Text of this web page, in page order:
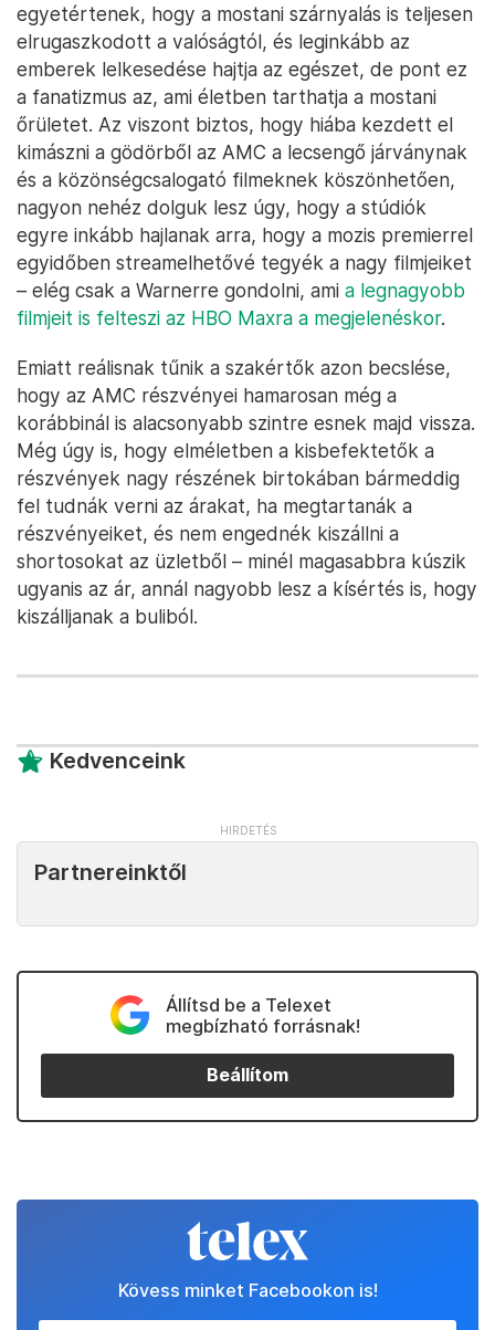
egyetértenek, hogy a mostani szárnyalás is teljesen
elrugaszkodott a valóságtól, és leginkább az
emberek lelkesedése hajtja az egészet, de pont ez
a fanatizmus az, ami életben tarthatja a mostani
őrületet. Az viszont biztos, hogy hiába kezdett el
kimászni a gödörből az AMC a lecsengő járványnak
és a közönségcsalogató filmeknek köszönhetően,
nagyon nehéz dolguk lesz úgy, hogy a stúdiók
egyre inkább hajlanak arra, hogy a mozis premierrel
egyidőben streamelhetővé tegyék a nagy filmjeiket
– elég csak a Warnerre gondolni, ami a legnagyobb
filmjeit is felteszi az HBO Maxra a megjelenéskor.
Emiatt reálisnak tűnik a szakértők azon becslése,
hogy az AMC részvényei hamarosan még a
korábbinál is alacsonyabb szintre esnek majd vissza.
Még úgy is, hogy elméletben a kisbefektetők a
részvények nagy részének birtokában bármeddig
fel tudnák verni az árakat, ha megtartanák a
részvényeiket, és nem engednék kiszállni a
shortosokat az üzletből – minél magasabbra kúszik
ugyanis az ár, annál nagyobb lesz a kísértés is, hogy
kiszálljanak a buliból.
Kedvenceink
Partnereinktől
Állítsd be a Telexet
megbízható forrásnak!
Beállítom
Kövess minket Facebookon is!